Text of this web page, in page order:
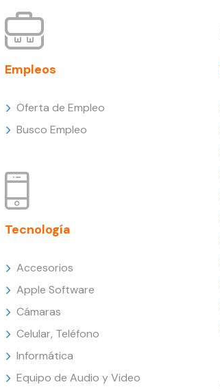
Empleos
Oferta de Empleo
Busco Empleo
Tecnología
Accesorios
Apple Software
Cámaras
Celular, Teléfono
Informática
Equipo de Audio y Video